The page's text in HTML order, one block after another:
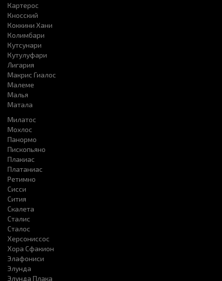
Картерос
Кносский
Коккини Хани
Колимбари
Кутсунари
Кутулуфари
Лигария
Макрис Гиалос
Малеме
Малья
Матала
Милатос
Мохлос
Панормо
Пископьяно
Плакиас
Платаниас
Ретимно
Сисси
Сития
Скалета
Сталис
Сталос
Херсониссоc
Хора Сфакион
Элафониси
Элунда
Элунда Плака